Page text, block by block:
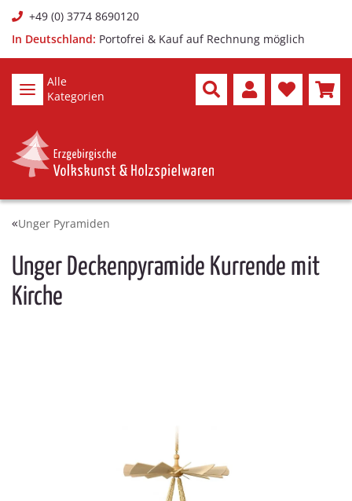
+49 (0) 3774 8690120
In Deutschland: Portofrei & Kauf auf Rechnung möglich
Alle
Kategorien
Unger Pyramiden
Unger Deckenpyramide Kurrende mit
Kirche